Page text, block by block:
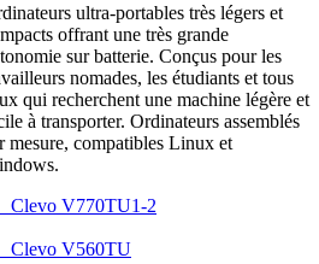
ultra-portables très légers et
offrant une très grande
sur batterie. Conçus pour les
nomades, les étudiants et tous
qui recherchent une machine légère et
à transporter. Ordinateurs assemblés
mesure, compatibles Linux et
V770TU1-2
V560TU